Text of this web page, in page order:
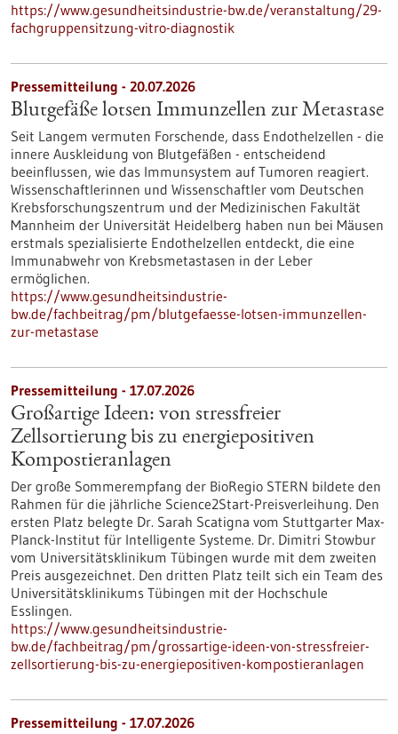
https://www.gesundheitsindustrie-bw.de/veranstaltung/29-
fachgruppensitzung-vitro-diagnostik
Pressemitteilung - 20.07.2026
Blutgefäße lotsen Immunzellen zur Metastase
Seit Langem vermuten Forschende, dass Endothelzellen - die
innere Auskleidung von Blutgefäßen - entscheidend
beeinflussen, wie das Immunsystem auf Tumoren reagiert.
Wissenschaftlerinnen und Wissenschaftler vom Deutschen
Krebsforschungszentrum und der Medizinischen Fakultät
Mannheim der Universität Heidelberg haben nun bei Mäusen
erstmals spezialisierte Endothelzellen entdeckt, die eine
Immunabwehr von Krebsmetastasen in der Leber
ermöglichen.
https://www.gesundheitsindustrie-
bw.de/fachbeitrag/pm/blutgefaesse-lotsen-immunzellen-
zur-metastase
Pressemitteilung - 17.07.2026
Großartige Ideen: von stressfreier
Zellsortierung bis zu energiepositiven
Kompostieranlagen
Der große Sommerempfang der BioRegio STERN bildete den
Rahmen für die jährliche Science2Start-Preisverleihung. Den
ersten Platz belegte Dr. Sarah Scatigna vom Stuttgarter Max-
Planck-Institut für Intelligente Systeme. Dr. Dimitri Stowbur
vom Universitätsklinikum Tübingen wurde mit dem zweiten
Preis ausgezeichnet. Den dritten Platz teilt sich ein Team des
Universitätsklinikums Tübingen mit der Hochschule
Esslingen.
https://www.gesundheitsindustrie-
bw.de/fachbeitrag/pm/grossartige-ideen-von-stressfreier-
zellsortierung-bis-zu-energiepositiven-kompostieranlagen
Pressemitteilung - 17.07.2026